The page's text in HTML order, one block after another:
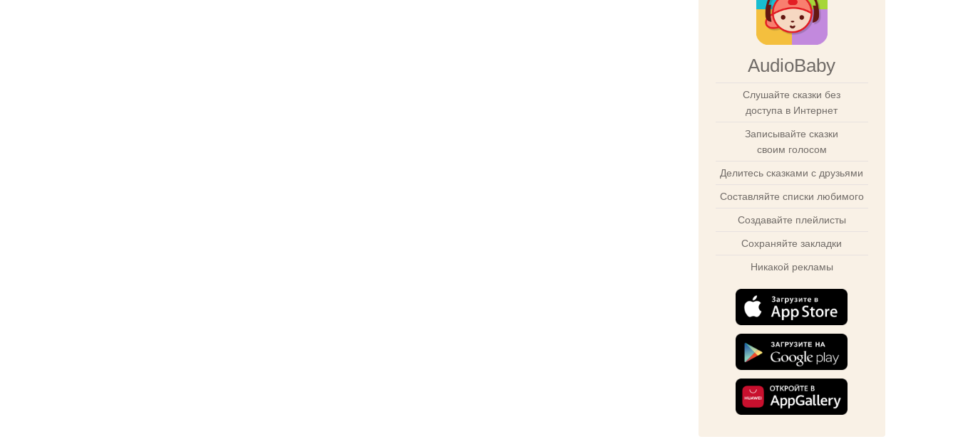
AudioBaby
Слушайте сказки без
доступа в Интернет
Записывайте сказки
своим голосом
Делитесь сказками с друзьями
Составляйте списки любимого
Создавайте плейлисты
Сохраняйте закладки
Никакой рекламы